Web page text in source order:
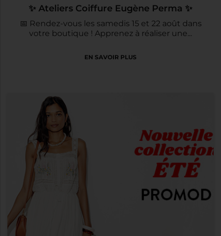
✨ Ateliers Coiffure Eugène Perma ✨
📅 Rendez-vous les samedis 15 et 22 août dans
votre boutique ! Apprenez à réaliser une...
EN SAVOIR PLUS